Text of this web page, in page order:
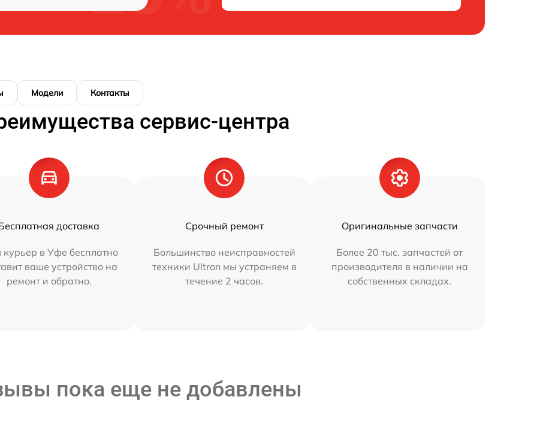
Модели Контакты
сервис-центра
доставка
в Уфе бесплатно
ваше устройство на
ремонт и обратно.
Срочный ремонт
Большинство неисправностей
техники Ultron мы устраняем в
течение 2 часов.
Оригинальные запчасти
Более 20 тыс. запчастей от
производителя в наличии на
собственных складах.
пока еще не добавлены